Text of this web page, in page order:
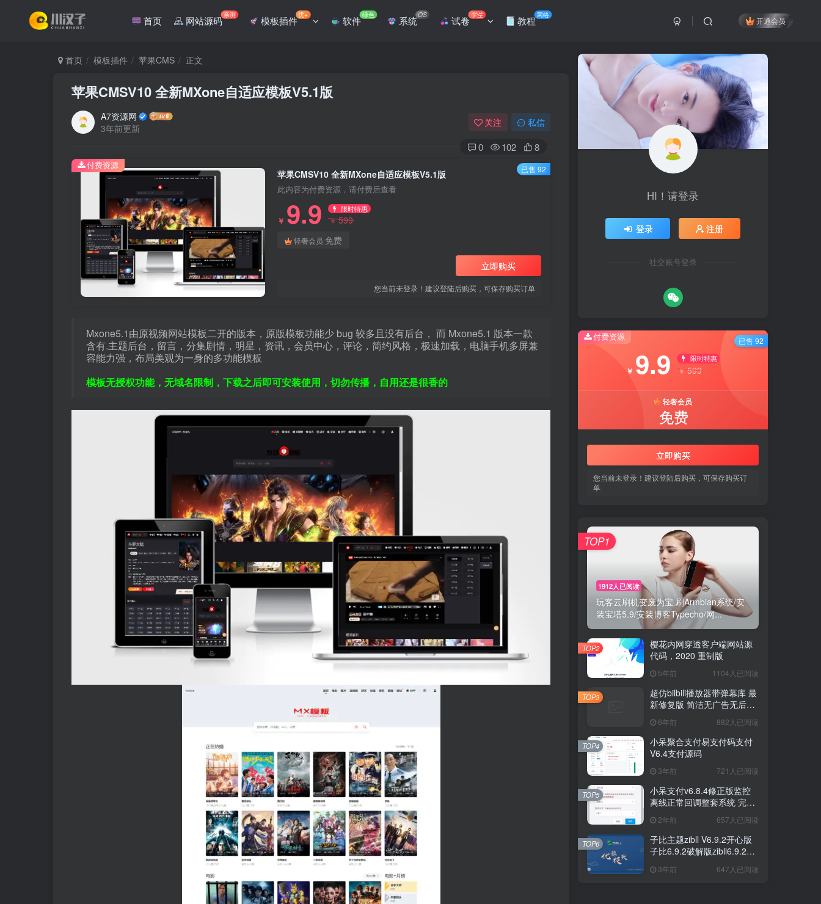
首页 网站源码亲测 模板插件优+ 软件绿色 系统OS 试卷 学生 教程网络
开通会员
首页 模板插件 苹果CMS 正文
苹果CMSV10 全新MXone自适应模板V5.1版
A7资源网
3年前更新
关注 私信
0 102 8
苹果CMSV10 全新MXone自适应模板V5.1版
此内容为付费资源，请付费后查看
￥ 9.9 限时特惠
￥599
轻奢会员 免费
立即购买
您当前未登录！建议登陆后购买，可保存购买订单
付费资源 已售 92
Mxone5.1由原视频网站模板二开的版本，原版模板功能少 bug 较多且没有后台， 而 Mxone5.1 版本一款
含有.主题后台，留言，分集剧情，明星，资讯，会员中心，评论，简约风格，极速加载，电脑手机多屏兼
容能力强，布局美观为一身的多功能模板
模板无授权功能，无域名限制，下载之后即可安装使用，切勿传播，自用还是很香的
HI！请登录
登录 注册
社交账号登录
付费资源
￥ 9.9 限时特惠
￥ 599
轻奢会员
免费
立即购买
您当前未登录！建议登陆后购买，可保存购买订
单
已售 92
1912人已阅读
玩客云刷机变废为宝 刷Armbian系统/安
装宝塔5.9/安装博客Typecho/网...
TOP1
樱花内网穿透客户端网站源
代码，2020 重制版
5年前 1104人已阅读
TOP2
超仿bilbili播放器带弹幕库 最
新修复版 简洁无广告无后台
6年前 882人已阅读
TOP3
小呆聚合支付易支付码支付
V6.4支付源码
3年前 721人已阅读
TOP4
小呆支付v6.8.4修正版监控
离线正常回调整套系统 完美
运营版
2年前 657人已阅读
TOP5
子比主题zibll V6.9.2开心版
子比6.9.2破解版zibll6.9.2
3年前 647人已阅读
TOP6
HI！请登录
登录 注册
社交账号登录
付费资源
￥ 9.9 限时特惠
￥ 599
轻奢会员
免费
立即购买
您当前未登录！建议登陆后购买，可保存购买订
单
已售 92
1912人已阅读
玩客云刷机变废为宝 刷Armbian系统/安
装宝塔5.9/安装博客Typecho/网...
TOP1
樱花内网穿透客户端网站源
代码，2020 重制版
5年前 1104人已阅读
TOP2
超仿bilbili播放器带弹幕库 最
新修复版 简洁无广告无后台
6年前 882人已阅读
TOP3
小呆聚合支付易支付码支付
V6.4支付源码
3年前 721人已阅读
TOP4
小呆支付v6.8.4修正版监控
离线正常回调整套系统 完美
运营版
2年前 657人已阅读
TOP5
子比主题zibll V6.9.2开心版
子比6.9.2破解版zibll6.9.2
3年前 647人已阅读
TOP6